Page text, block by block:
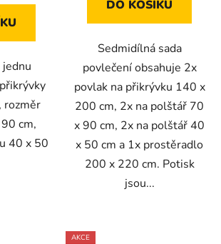
jednu
rozměr
cm,
40 x 50
DO KOŠÍKU
Sedmidílná sada
povlečení obsahuje 2x
povlak na přikrývku 140 x
200 cm, 2x na polštář 70
x 90 cm, 2x na polštář 40
x 50 cm a 1x prostěradlo
200 x 220 cm. Potisk
jsou...
AKCE